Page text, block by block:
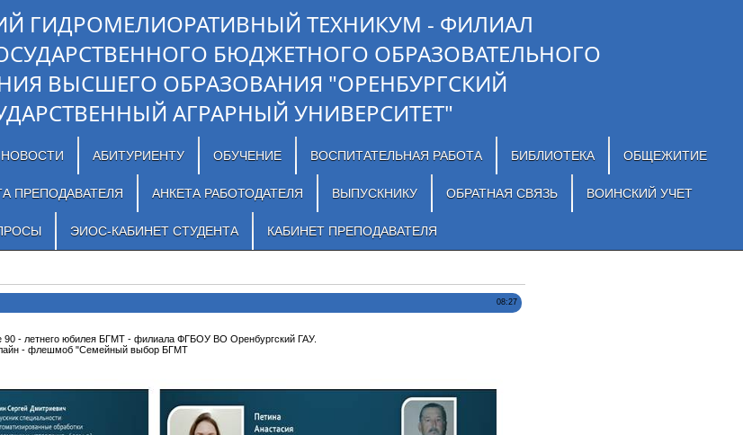
ГИДРОМЕЛИОРАТИВНЫЙ ТЕХНИКУМ - ФИЛИАЛ
БЮДЖЕТНОГО ОБРАЗОВАТЕЛЬНОГО
ВЫСШЕГО ОБРАЗОВАНИЯ "ОРЕНБУРГСКИЙ
АГРАРНЫЙ УНИВЕРСИТЕТ"
НОВОСТИ АБИТУРИЕНТУ ОБУЧЕНИЕ ВОСПИТАТЕЛЬНАЯ РАБОТА БИБЛИОТЕКА ОБЩЕЖИТИЕ
ПРЕПОДАВАТЕЛЯ АНКЕТА РАБОТОДАТЕЛЯ ВЫПУСКНИКУ ОБРАТНАЯ СВЯЗЬ ВОИНСКИЙ УЧЕТ
ЭИОС-КАБИНЕТ СТУДЕНТА КАБИНЕТ ПРЕПОДАВАТЕЛЯ
08:27
90 - летнего юбилея БГМТ - филиала ФГБОУ ВО Оренбургский ГАУ.
- флешмоб "Семейный выбор БГМТ